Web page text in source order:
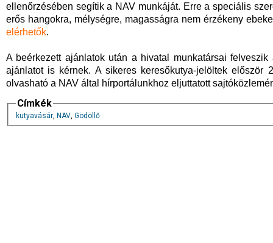
ellenőrzésében segítik a NAV munkáját. Erre a speciális
erős hangokra, mélységre, magasságra nem érzékeny
elérhetők.
A beérkezett ajánlatok után a hivatal munkatársai
ajánlatot is kérnek. A sikeres keresőkutya-jelöltek
olvasható a NAV által hírportálunkhoz eljuttatott
Címkék
kutyavásár, NAV, Gödöllő